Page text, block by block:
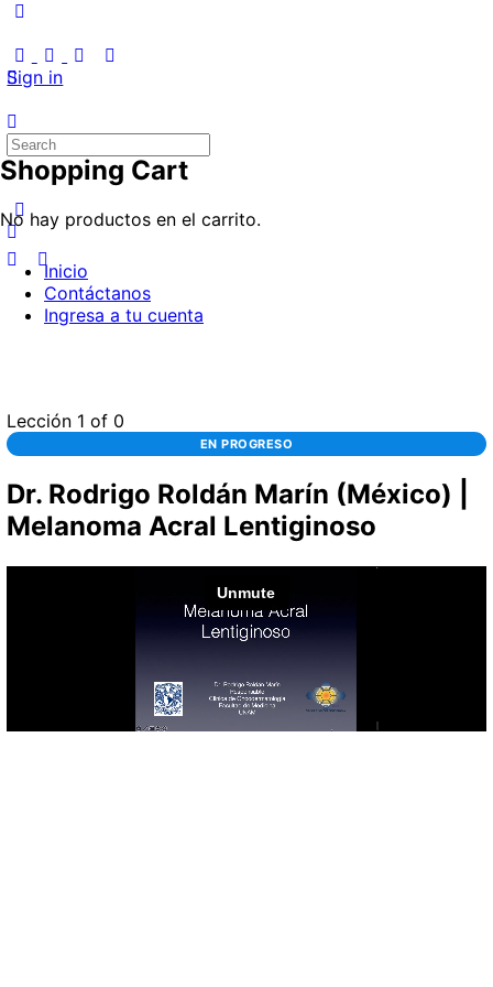
Sign in
Shopping Cart
No hay productos en el carrito.
Search
for:
Inicio
Contáctanos
Ingresa a tu cuenta
Lección 1of 0
EN PROGRESO
Dr. Rodrigo Roldán Marín (México) |
Melanoma Acral Lentiginoso